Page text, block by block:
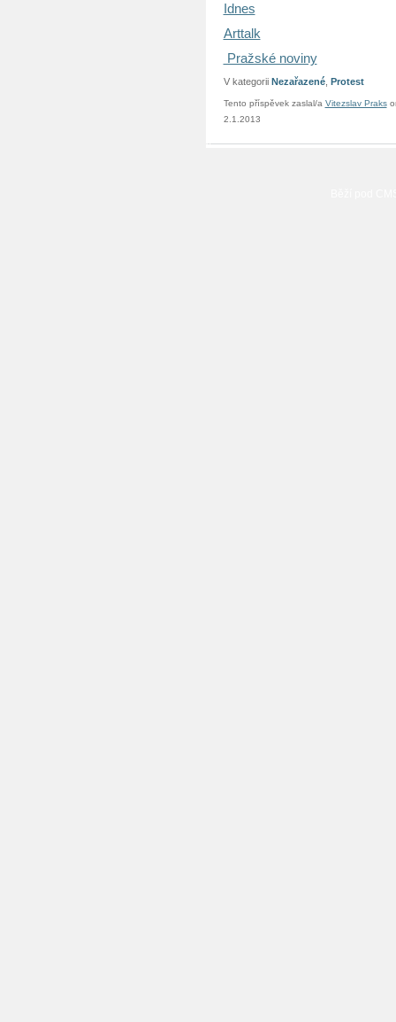
Idnes
Arttalk
Pražské noviny
V kategorii Nezařazené, Protest
Tento příspěvek zaslal/a Vitezslav Praks
2.1.2013